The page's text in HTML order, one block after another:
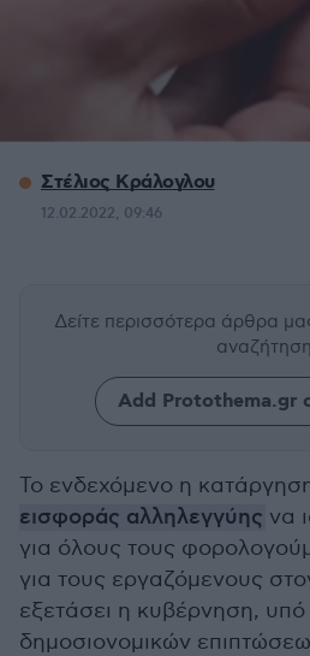
Στέλιος Κράλογλου
12.02.2022, 09:46
Δείτε περισσότερα άρθρα
Add Protothema.gr
Το ενδεχόμενο η
εισφοράς αλληλεγγύης να
για όλους τους
για τους εργαζόμενους
εξετάσει η κυβέρνηση,
δημοσιονομικών